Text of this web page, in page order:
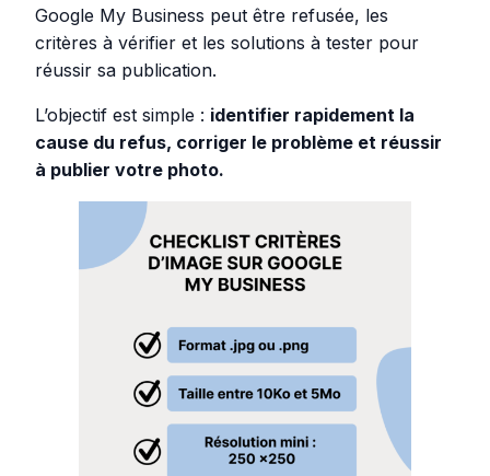
Google My Business peut être refusée, les
critères à vérifier et les solutions à tester pour
réussir sa publication.
L’objectif est simple : identifier rapidement la
cause du refus, corriger le problème et réussir
à publier votre photo.